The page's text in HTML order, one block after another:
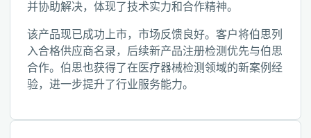
并协助解决，体现了技术实力和合作精神。
该产品现已成功上市，市场反馈良好。客户将伯思列
入合格供应商名录，后续新产品注册检测优先与伯思
合作。伯思也获得了在医疗器械检测领域的新案例经
验，进一步提升了行业服务能力。